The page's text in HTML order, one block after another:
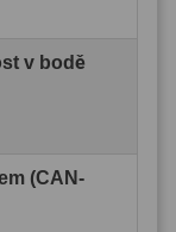
v bodě
(CAN-